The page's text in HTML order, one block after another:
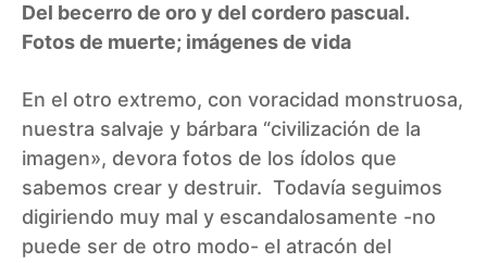
Del becerro de oro y del cordero pascual.
Fotos de muerte; imágenes de vida
En el otro extremo, con voracidad monstruosa,
nuestra salvaje y bárbara “civilización de la
imagen», devora fotos de los ídolos que
sabemos crear y destruir. Todavía seguimos
digiriendo muy mal y escandalosamente -no
puede ser de otro modo- el atracón del